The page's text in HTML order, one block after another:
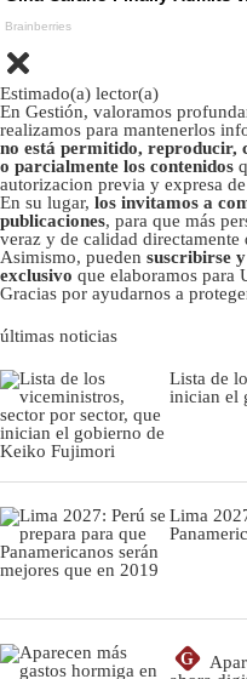
Estimado(a) lector(a)
En Gestión, valoramos
realizamos para mantenerlos
no está permitido,
o parcialmente los contenidos
autorizacion previa y expresa
En su lugar, los invitamos a
publicaciones, para que más
veraz y de calidad directamente
Asimismo, pueden suscribirse
exclusivo que elaboramos para
Gracias por ayudarnos a
últimas noticias
Lista de
inician el
Lima
G